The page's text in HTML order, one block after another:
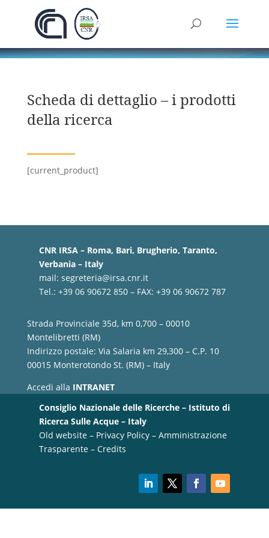
Scheda di dettaglio – i prodotti
della ricerca
[current_product]
CNR IRSA – Roma, Bari, Brugherio, Taranto,
Verbania – Italy
mail: segreteria@irsa.cnr.it
Tel.: +39 06 90672 850 – FAX: +39 06 90672 787
Strada Provinciale 35d, km 0,700 – 00010
Montelibretti (RM)
Indirizzo postale: Via Salaria km 29,300 – C.P. 10
00015 Monterotondo St. (RM) – Italy
Accedi alla INTRANET
Consiglio Nazionale delle Ricerche – Istituto di
Ricerca Sulle Acque – Italy
Old website– Privacy Policy– Amministrazione
Trasparente– Credits